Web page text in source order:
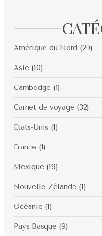
Amérique du Nord (20)
Asie (10)
Cambodge (1)
Carnet de voyage (32)
Etats-Unis (1)
France (1)
Mexique (19)
Nouvelle-Zélande (1)
Océanie (1)
Pays Basque (9)